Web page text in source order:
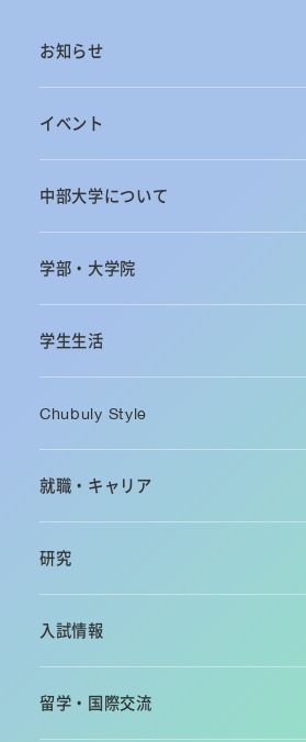
お知らせ
イベント
中部大学について
学部・大学院
学生生活
Chubuly Style
就職・キャリア
研究
入試情報
留学・国際交流